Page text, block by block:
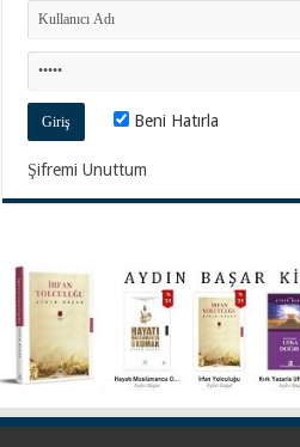
Beni Hatırla
Şifremi Unuttum